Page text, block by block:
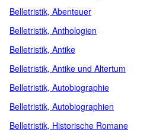
Belletristik, Abenteuer
Belletristik, Anthologien
Belletristik, Antike
Belletristik, Antike und Altertum
Belletristik, Autobiographie
Belletristik, Autobiographien
Belletristik, Historische Romane